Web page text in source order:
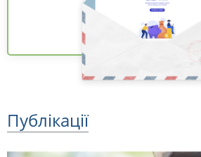
Публікації